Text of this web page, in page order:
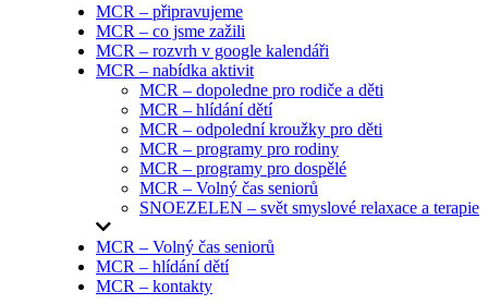
MCR – připravujeme
MCR – co jsme zažili
MCR – rozvrh v google kalendáři
MCR – nabídka aktivit
MCR – dopoledne pro rodiče a děti
MCR – hlídání dětí
MCR – odpolední kroužky pro děti
MCR – programy pro rodiny
MCR – programy pro dospělé
MCR – Volný čas seniorů
SNOEZELEN – svět smyslové relaxace a terapie
MCR – Volný čas seniorů
MCR – hlídání dětí
MCR – kontakty